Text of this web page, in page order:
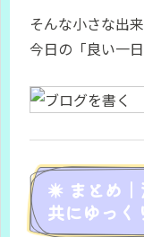
そんな小さな出来
今日の「良い一
☀️ まとめ｜
共にゆっく